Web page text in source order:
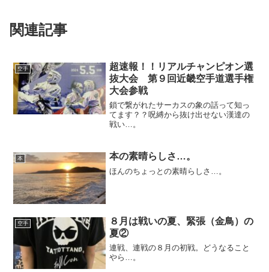
関連記事
空手
超速報！！リアルチャンピオン選
抜大会 第９回近畿空手道選手権
大会参戦
鎖で繋がれたサーカスの象の話って知っ
てます？？呪縛から抜け出せない漢達の
戦い…。
本 本の素晴らしさ…。
ほんのちょっとの素晴らしさ…。
空手
８月は戦いの夏、緊張（金鳥）の
夏②
連戦、連戦の８月の初戦。どうなること
やら…。